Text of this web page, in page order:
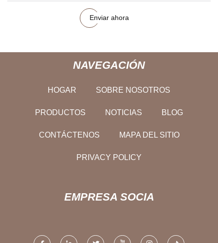
Enviar ahora
NAVEGACIÓN
HOGAR SOBRE NOSOTROS
PRODUCTOS NOTICIAS BLOG
CONTÁCTENOS MAPA DEL SITIO
PRIVACY POLICY
EMPRESA SOCIA